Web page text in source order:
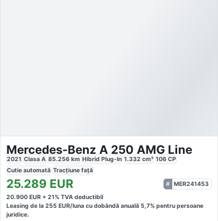
Mercedes-Benz A 250 AMG Line
2021 Clasa A 85.256 km Hibrid Plug-In 1.332 cm³ 106 CP
Cutie automată Tracțiune față
25.289 EUR
MER241453
20.900 EUR + 21% TVA deductibil
Leasing de la 255 EUR/luna cu dobăndă anuală 5,7% pentru persoane
juridice.